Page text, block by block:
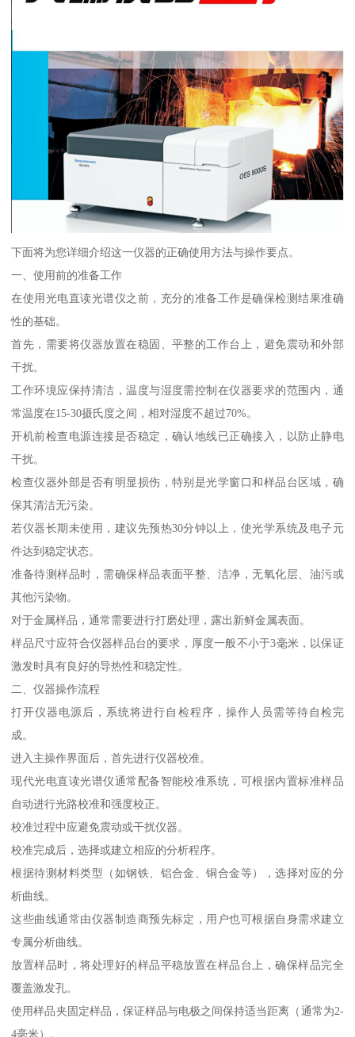
下面将为您详细介绍这一仪器的正确使用方法与操作要点。
一、使用前的准备工作
在使用光电直读光谱仪之前，充分的准备工作是确保检测结果准确
性的基础。
首先，需要将仪器放置在稳固、平整的工作台上，避免震动和外部
干扰。
工作环境应保持清洁，温度与湿度需控制在仪器要求的范围内，通
常温度在15-30摄氏度之间，相对湿度不超过70%。
开机前检查电源连接是否稳定，确认地线已正确接入，以防止静电
干扰。
检查仪器外部是否有明显损伤，特别是光学窗口和样品台区域，确
保其清洁无污染。
若仪器长期未使用，建议先预热30分钟以上，使光学系统及电子元
件达到稳定状态。
准备待测样品时，需确保样品表面平整、洁净，无氧化层、油污或
其他污染物。
对于金属样品，通常需要进行打磨处理，露出新鲜金属表面。
样品尺寸应符合仪器样品台的要求，厚度一般不小于3毫米，以保证
激发时具有良好的导热性和稳定性。
二、仪器操作流程
打开仪器电源后，系统将进行自检程序，操作人员需等待自检完
成。
进入主操作界面后，首先进行仪器校准。
现代光电直读光谱仪通常配备智能校准系统，可根据内置标准样品
自动进行光路校准和强度校正。
校准过程中应避免震动或干扰仪器。
校准完成后，选择或建立相应的分析程序。
根据待测材料类型（如钢铁、铝合金、铜合金等），选择对应的分
析曲线。
这些曲线通常由仪器制造商预先标定，用户也可根据自身需求建立
专属分析曲线。
放置样品时，将处理好的样品平稳放置在样品台上，确保样品完全
覆盖激发孔。
使用样品夹固定样品，保证样品与电极之间保持适当距离（通常为2-
4毫米）。